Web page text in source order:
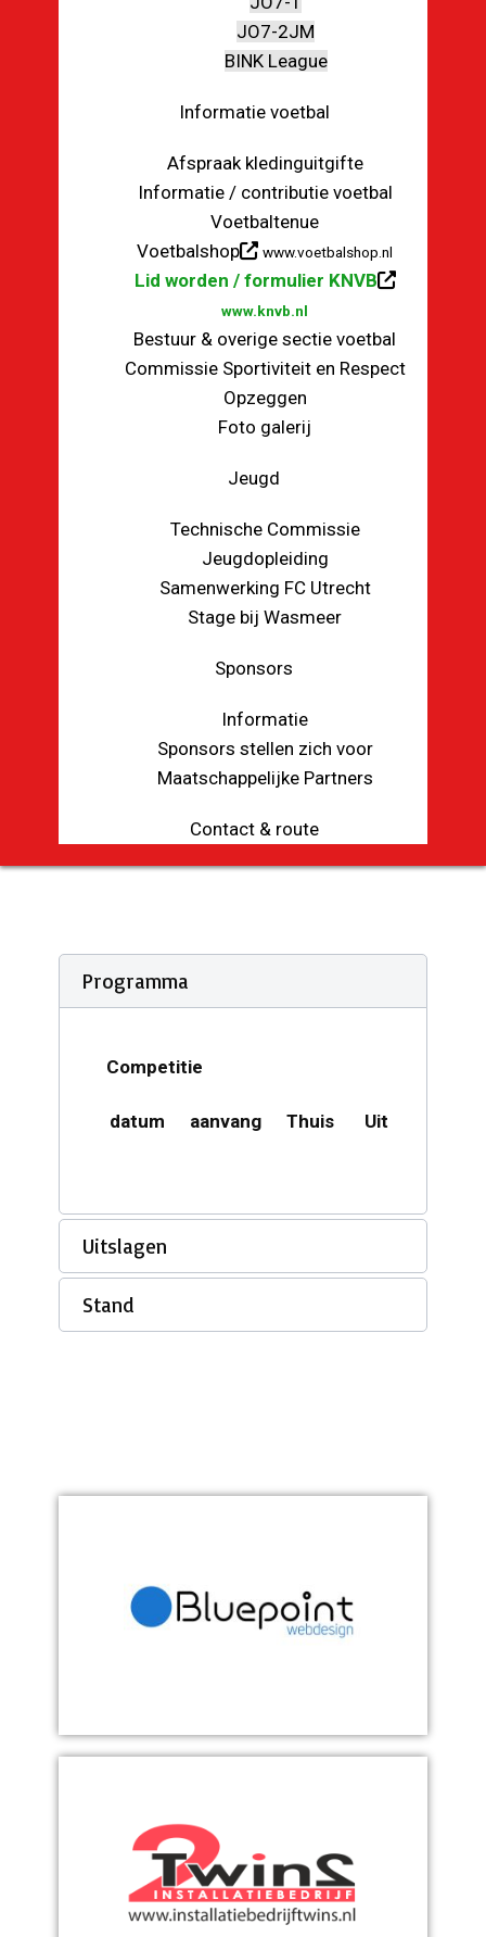
JO7-2JM
BINK League
Informatie voetbal
Afspraak kledinguitgifte
Informatie / contributie voetbal
Voetbaltenue
Voetbalshop
www.voetbalshop.nl
Lid worden / formulier KNVB
www.knvb.nl
Bestuur & overige sectie voetbal
Commissie Sportiviteit en Respect
Opzeggen
Foto galerij
Jeugd
Technische Commissie
Jeugdopleiding
Samenwerking FC Utrecht
Stage bij Wasmeer
Sponsors
Informatie
Sponsors stellen zich voor
Maatschappelijke Partners
Contact & route
Programma
Competitie
datum aanvang Thuis Uit
Uitslagen
Stand